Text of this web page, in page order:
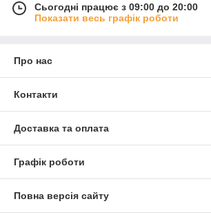
Сьогодні працює з 09:00 до 20:00
Показати весь графік роботи
Про нас
Контакти
Доставка та оплата
Графік роботи
Повна версія сайту